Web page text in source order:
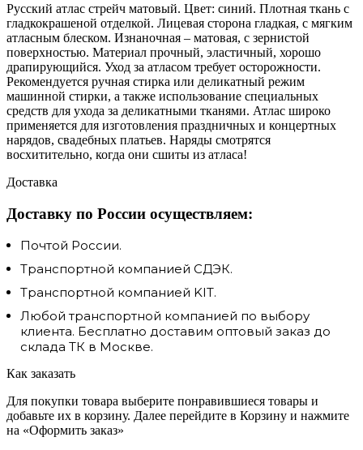
Русский атлас стрейч матовый. Цвет: синий. Плотная ткань с
гладкокрашеной отделкой. Лицевая сторона гладкая, с мягким
атласным блеском. Изнаночная – матовая, с зернистой
поверхностью. Материал прочный, эластичный, хорошо
драпирующийся. Уход за атласом требует осторожности.
Рекомендуется ручная стирка или деликатный режим
машинной стирки, а также использование специальных
средств для ухода за деликатными тканями. Атлас широко
применяется для изготовления праздничных и концертных
нарядов, свадебных платьев. Наряды смотрятся
восхитительно, когда они сшиты из атласа!
Доставка
Доставку по России осуществляем:
Почтой России.
Транспортной компанией СДЭК.
Транспортной компанией KIT.
Любой транспортной компанией по выбору
клиента. Бесплатно доставим оптовый заказ до
склада ТК в Москве.
Как заказать
Для покупки товара выберите понравившиеся товары и
добавьте их в корзину. Далее перейдите в Корзину и нажмите
на «Оформить заказ»